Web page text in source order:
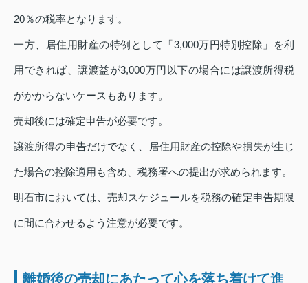
20％の税率となります。
一方、居住用財産の特例として「3,000万円特別控除」を利
用できれば、譲渡益が3,000万円以下の場合には譲渡所得税
がかからないケースもあります。
売却後には確定申告が必要です。
譲渡所得の申告だけでなく、居住用財産の控除や損失が生じ
た場合の控除適用も含め、税務署への提出が求められます。
明石市においては、売却スケジュールを税務の確定申告期限
に間に合わせるよう注意が必要です。
離婚後の売却にあたって心を落ち着けて進